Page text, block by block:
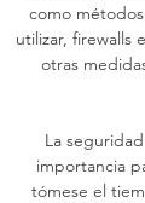
como
utilizar, firewalls
otras
La
importancia
tómese el